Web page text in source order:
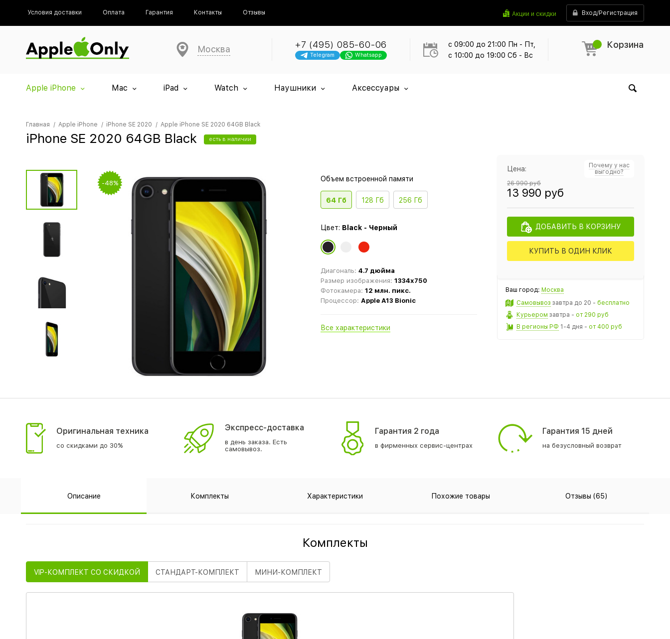
Условия доставки Оплата Гарантия Контакты Отзывы Акции и скидки Вход/Регистрация
Москва +7 (495) 085-60-06
Telegram Whatsapp
с 09:00 до 21:00 Пн - Пт,
с 10:00 до 19:00 Сб - Вс
Корзина
Apple iPhone Mac iPad Watch Наушники Аксессуары
Главная Apple iPhone iPhone SE 2020 Apple iPhone SE 2020 64GB Black
iPhone SE 2020 64GB Black есть в наличии
-48%
Объем встроенной памяти
64 Гб 128 Гб 256 Гб
Цвет: Black - Черный
Диагональ: 4.7 дюйма
Размер изображения: 1334x750
Фотокамера: 12 млн. пикс.
Процессор: Apple A13 Bionic
Все характеристики
Почему у нас
выгодно?
Цена:
26 990 руб
13 990 руб
ДОБАВИТЬ В КОРЗИНУ
КУПИТЬ В ОДИН КЛИК
Ваш город: Москва
Самовывоз завтра до 20 - бесплатно
Курьером завтра - от 290 руб
В регионы РФ 1-4 дня - от 400 руб
Оригинальная техника
со скидками до 30%
Экспресс-доставка
в день заказа. Есть
самовывоз.
Гарантия 2 года
в фирменных сервис-центрах
Гарантия 15 дней
на безусловный возврат
Описание Комплекты Характеристики Похожие товары Отзывы (65)
Комплекты
VIP-КОМПЛЕКТ СО СКИДКОЙ СТАНДАРТ-КОМПЛЕКТ МИНИ-КОМПЛЕКТ